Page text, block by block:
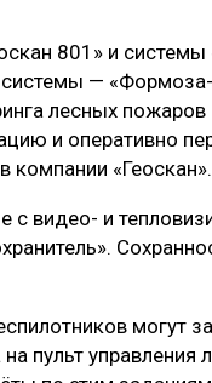
801» и системы
системы —
лесных
и оперативно
компании «Геоскан».
с видео- и
могут
пульт